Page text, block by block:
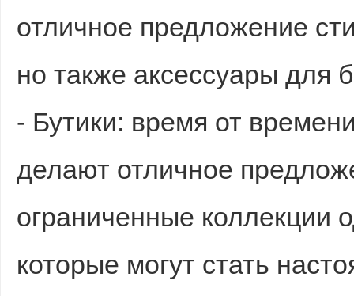
отличное предложение
но также аксессуары для
- Бутики: время от
делают отличное
ограниченные
которые могут стать